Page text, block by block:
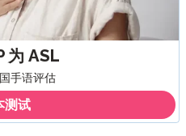
为 ASL
手语评估
测试